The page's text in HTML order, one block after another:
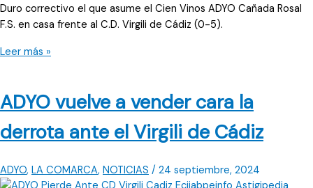
y
continúa
ganar
Duro correctivo el que asume el Cien Vinos ADYO Cañada Rosal
F.S. en casa frente al C.D. Virgili de Cádiz (0-5).
Dolorosa
ADYO
casa
el
Virgili
Leer más »
ADYO vuelve a vender cara la
derrota ante el Virgili de Cádiz
ADYO, LA COMARCA, NOTICIAS / 24 septiembre, 2024